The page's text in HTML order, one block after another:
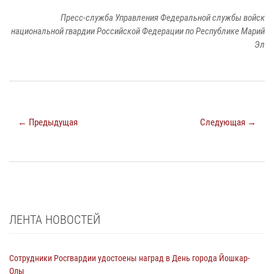
Пресс-служба Управления Федеральной службы войск
национальной гвардии Российской Федерации по Республике Марий
Эл
← Предыдущая Следующая →
ЛЕНТА НОВОСТЕЙ
Сотрудники Росгвардии удостоены наград в День города Йошкар-
Олы